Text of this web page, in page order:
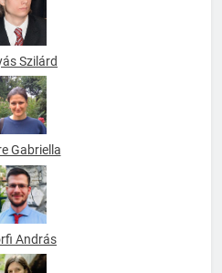
Szilárd
Gabriella
András